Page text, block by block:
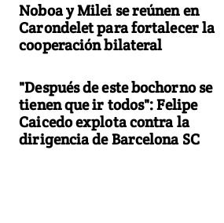
Noboa y Milei se reúnen en
Carondelet para fortalecer la
cooperación bilateral
"Después de este bochorno se
tienen que ir todos": Felipe
Caicedo explota contra la
dirigencia de Barcelona SC